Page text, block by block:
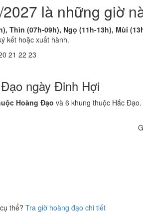
là những giờ
Thìn (07h-09h), Ngọ (11h-13h), Mùi
kết hoặc xuất hành.
21 22 23
ngày Đinh Hợi
Hoàng Đạo và 6 khung thuộc Hắc
thể? Tra giờ hoàng đạo chi tiết